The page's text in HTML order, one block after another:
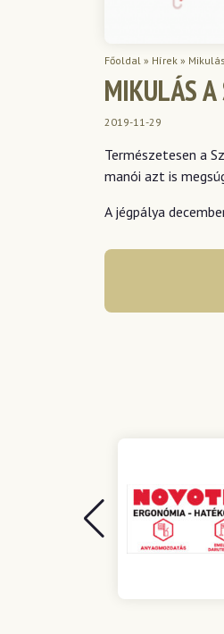
Főoldal » Hírek »
MIKULÁS A
2019-11-29
Természetesen a
manói azt is
A jégpálya